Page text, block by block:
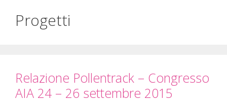
Progetti
Relazione Pollentrack – Congresso
AIA 24 – 26 settembre 2015